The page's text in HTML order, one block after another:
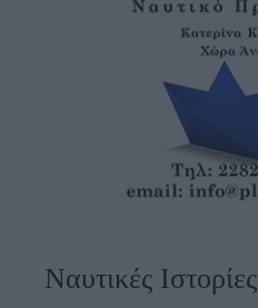
Ναυτικές Ιστορίες